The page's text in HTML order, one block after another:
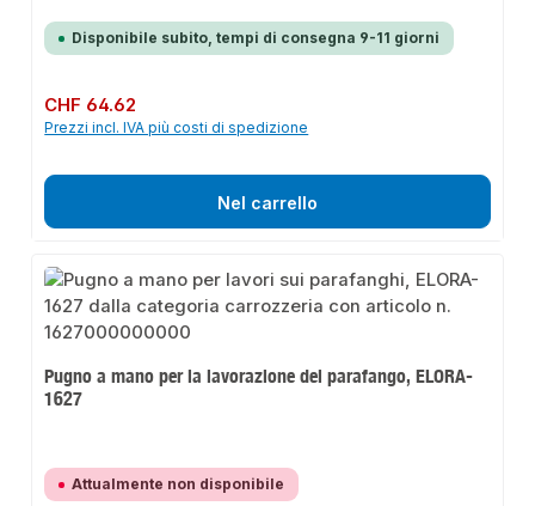
Disponibile subito, tempi di consegna 9-11 giorni
Prezzo normale:
CHF 64.62
Prezzi incl. IVA più costi di spedizione
Nel carrello
Pugno a mano per la lavorazione del parafango, ELORA-
1627
Attualmente non disponibile